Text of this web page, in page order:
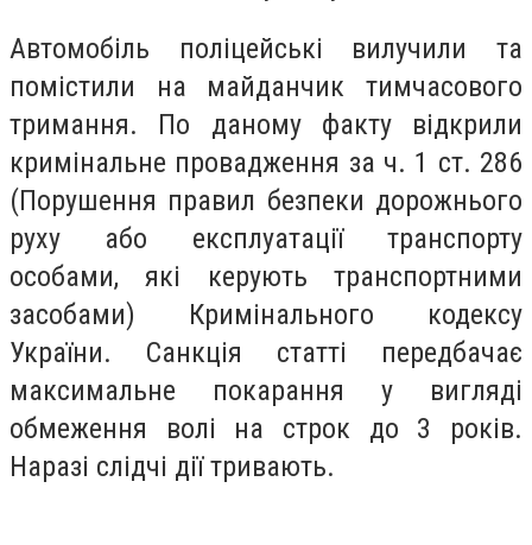
Автомобіль поліцейські вилучили та
помістили на майданчик тимчасового
тримання. По даному факту відкрили
кримінальне провадження за ч. 1 ст. 286
(Порушення правил безпеки дорожнього
руху або експлуатації транспорту
особами, які керують транспортними
засобами) Кримінального кодексу
України. Санкція статті передбачає
максимальне покарання у вигляді
обмеження волі на строк до 3 років.
Наразі слідчі дії тривають.